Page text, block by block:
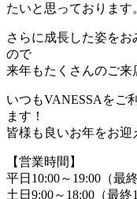
たいと思っております
さらに成長した姿を
ので
来年もたくさんのご来
いつもVANESSAをご
ます！
皆様も良いお年をお迎
【営業時間】
平日10:00～19:00（最終
土日9:00～18:00（最終